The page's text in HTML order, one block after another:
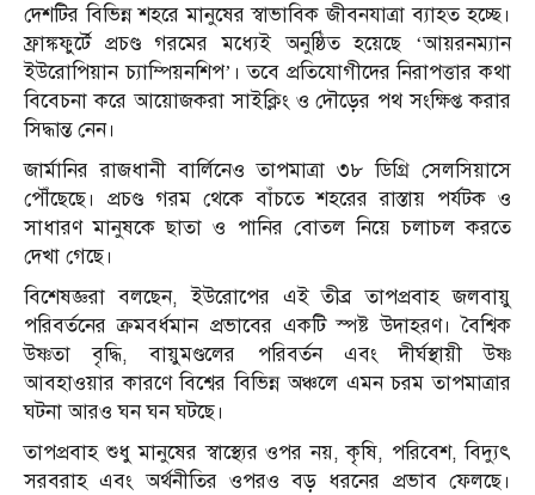
দেশটির বিভিন্ন শহরে মানুষের স্বাভাবিক জীবনযাত্রা ব্যাহত হচ্ছে।
ফ্রাঙ্কফুর্টে প্রচণ্ড গরমের মধ্যেই অনুষ্ঠিত হয়েছে ‘আয়রনম্যান
ইউরোপিয়ান চ্যাম্পিয়নশিপ’। তবে প্রতিযোগীদের নিরাপত্তার কথা
বিবেচনা করে আয়োজকরা সাইক্লিং ও দৌড়ের পথ সংক্ষিপ্ত করার
সিদ্ধান্ত নেন।
জার্মানির রাজধানী বার্লিনেও তাপমাত্রা ৩৮ ডিগ্রি সেলসিয়াসে
পৌঁছেছে। প্রচণ্ড গরম থেকে বাঁচতে শহরের রাস্তায় পর্যটক ও
সাধারণ মানুষকে ছাতা ও পানির বোতল নিয়ে চলাচল করতে
দেখা গেছে।
বিশেষজ্ঞরা বলছেন, ইউরোপের এই তীব্র তাপপ্রবাহ জলবায়ু
পরিবর্তনের ক্রমবর্ধমান প্রভাবের একটি স্পষ্ট উদাহরণ। বৈশ্বিক
উষ্ণতা বৃদ্ধি, বায়ুমণ্ডলের পরিবর্তন এবং দীর্ঘস্থায়ী উষ্ণ
আবহাওয়ার কারণে বিশ্বের বিভিন্ন অঞ্চলে এমন চরম তাপমাত্রার
ঘটনা আরও ঘন ঘন ঘটছে।
তাপপ্রবাহ শুধু মানুষের স্বাস্থ্যের ওপর নয়, কৃষি, পরিবেশ, বিদ্যুৎ
সরবরাহ এবং অর্থনীতির ওপরও বড় ধরনের প্রভাব ফেলছে।